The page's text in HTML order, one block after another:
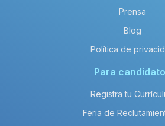
Prensa
Blog
Política de
Para
Registra tu
Feria de